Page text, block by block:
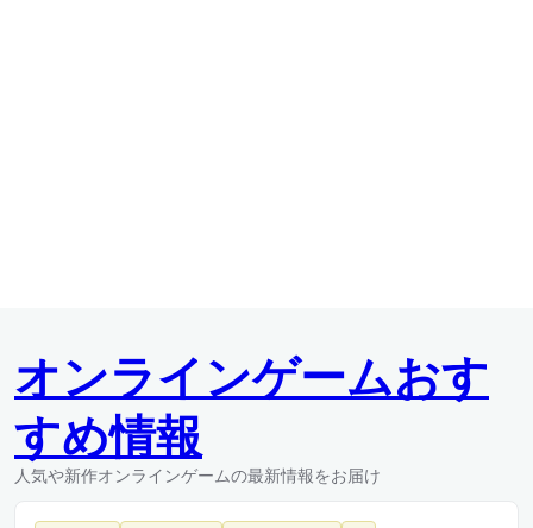
オンラインゲームおす
すめ情報
人気や新作オンラインゲームの最新情報をお届け